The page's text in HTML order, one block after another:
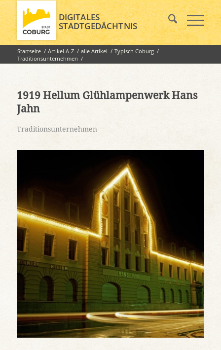
DIGITALES
STADTGEDÄCHTNIS
Startseite / Artikel A-Z / alle Artikel / Typisch Coburg /
Traditionsunternehmen /
1919 Hellum Glühlampenwerk Hans Jahn
1919 Hellum Glühlampenwerk Hans
Jahn
Traditionsunternehmen